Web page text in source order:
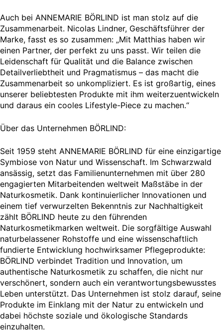
Auch bei ANNEMARIE BÖRLIND ist man stolz auf die
Zusammenarbeit. Nicolas Lindner, Geschäftsführer der
Marke, fasst es so zusammen: „Mit Matthias haben wir
einen Partner, der perfekt zu uns passt. Wir teilen die
Leidenschaft für Qualität und die Balance zwischen
Detailverliebtheit und Pragmatismus – das macht die
Zusammenarbeit so unkompliziert. Es ist großartig, eines
unserer beliebtesten Produkte mit ihm weiterzuentwickeln
und daraus ein cooles Lifestyle-Piece zu machen.“
Über das Unternehmen BÖRLIND:
Seit 1959 steht ANNEMARIE BÖRLIND für eine einzigartige
Symbiose von Natur und Wissenschaft. Im Schwarzwald
ansässig, setzt das Familienunternehmen mit über 280
engagierten Mitarbeitenden weltweit Maßstäbe in der
Naturkosmetik. Dank kontinuierlicher Innovationen und
einem tief verwurzelten Bekenntnis zur Nachhaltigkeit
zählt BÖRLIND heute zu den führenden
Naturkosmetikmarken weltweit. Die sorgfältige Auswahl
naturbelassener Rohstoffe und eine wissenschaftlich
fundierte Entwicklung hochwirksamer Pflegeprodukte:
BÖRLIND verbindet Tradition und Innovation, um
authentische Naturkosmetik zu schaffen, die nicht nur
verschönert, sondern auch ein verantwortungsbewusstes
Leben unterstützt. Das Unternehmen ist stolz darauf, seine
Produkte im Einklang mit der Natur zu entwickeln und
dabei höchste soziale und ökologische Standards
einzuhalten.